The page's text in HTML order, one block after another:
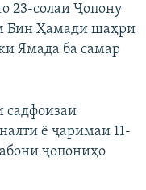
23-солаи Ҷопону
Бин Ҳамади шаҳри
Ямада ба самар
садфоизаи
ё ҷаримаи 11-
ҷопониҳо